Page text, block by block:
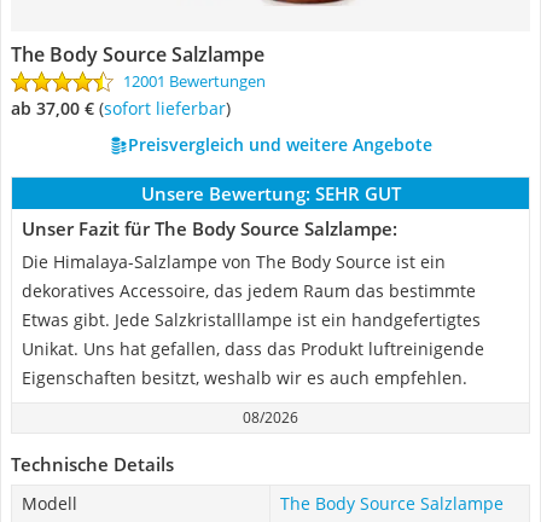
The Body Source Salzlampe
12001 Bewertungen
ab 37,00 € ( Sofort lieferbar)
Preisvergleich und weitere Angebote
Unsere Bewertung: SEHR GUT
Unser Fazit für The Body Source Salzlampe:
Die Himalaya-Salzlampe von The Body Source ist ein
dekoratives Accessoire, das jedem Raum das bestimmte
Etwas gibt. Jede Salzkristalllampe ist ein handgefertigtes
Unikat. Uns hat gefallen, dass das Produkt luftreinigende
Eigenschaften besitzt, weshalb wir es auch empfehlen.
08/2026
Technische Details
Modell The Body Source Salzlampe